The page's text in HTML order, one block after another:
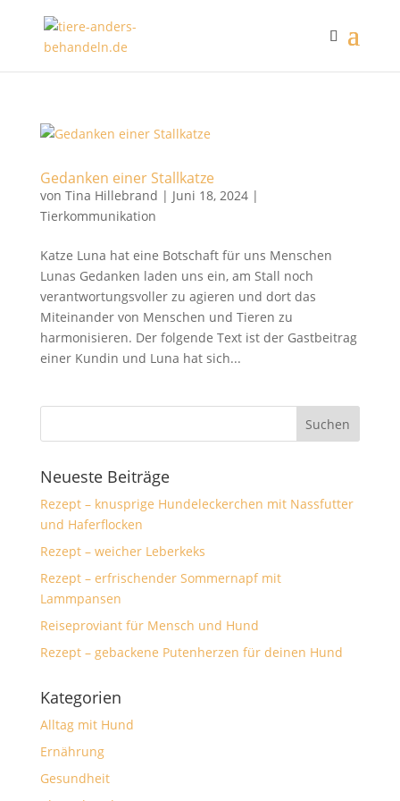
Gedanken einer Stallkatze
von Tina Hillebrand | Juni 18, 2024|
Tierkommunikation
Katze Luna hat eine Botschaft für uns Menschen
Lunas Gedanken laden uns ein, am Stall noch
verantwortungsvoller zu agieren und dort das
Miteinander von Menschen und Tieren zu
harmonisieren. Der folgende Text ist der Gastbeitrag
einer Kundin und Luna hat sich...
Neueste Beiträge
Rezept – knusprige Hundeleckerchen mit Nassfutter
und Haferflocken
Rezept – weicher Leberkeks
Rezept – erfrischender Sommernapf mit
Lammpansen
Reiseproviant für Mensch und Hund
Rezept – gebackene Putenherzen für deinen Hund
Kategorien
Alltag mit Hund
Ernährung
Gesundheit